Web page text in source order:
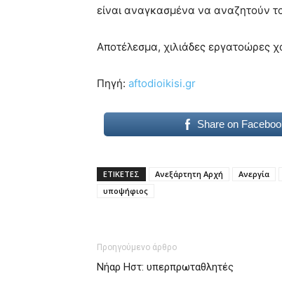
είναι αναγκασμένα να αναζητούν
Αποτέλεσμα, χιλιάδες εργατοώρες
Πηγή: aftodioikisi.gr
Share on
ΕΤΙΚΕΤΕΣ Ανεξάρτητη Αρχή Ανεργία
υποψήφιος
Προηγούμενο άρθρο
Νήαρ Ηστ: υπερπρωταθλητές